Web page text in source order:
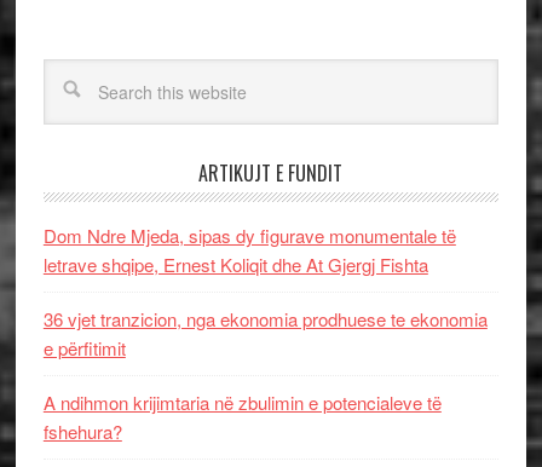
ARTIKUJT E FUNDIT
Dom Ndre Mjeda, sipas dy figurave monumentale të
letrave shqipe, Ernest Koliqit dhe At Gjergj Fishta
36 vjet tranzicion, nga ekonomia prodhuese te ekonomia
e përfitimit
A ndihmon krijimtaria në zbulimin e potencialeve të
fshehura?